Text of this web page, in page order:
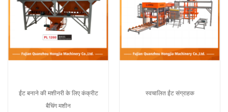
ईंट बनाने की मशीनरी के लिए कंक्रीट
बैचिंग मशीन
स्वचालित ईंट संग्राहक